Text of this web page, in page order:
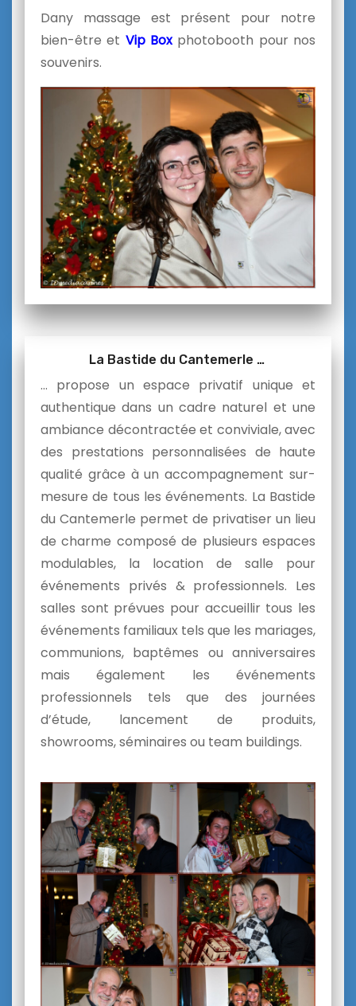
Dany massage est présent pour notre
bien-être et Vip Boxphotobooth pour nos
souvenirs.
La Bastide du Cantemerle …
… propose un espace privatif unique et
authentique dans un cadre naturel et une
ambiance décontractée et conviviale, avec
des prestations personnalisées de haute
qualité grâce à un accompagnement sur-
mesure de tous les événements. La Bastide
du Cantemerle permet de privatiser un lieu
de charme composé de plusieurs espaces
modulables, la location de salle pour
événements privés & professionnels. Les
salles sont prévues pour accueillir tous les
événements familiaux tels que les mariages,
communions, baptêmes ou anniversaires
mais également les événements
professionnels tels que des journées
d’étude, lancement de produits,
showrooms, séminaires ou team buildings.